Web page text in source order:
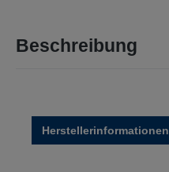
Beschreibung
Herstellerinformationen